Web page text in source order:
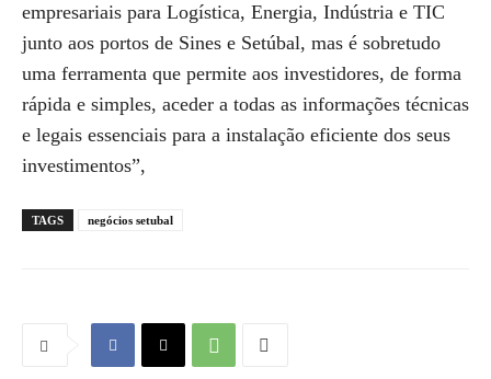
empresariais para Logística, Energia, Indústria e TIC
junto aos portos de Sines e Setúbal, mas é sobretudo
uma ferramenta que permite aos investidores, de forma
rápida e simples, aceder a todas as informações técnicas
e legais essenciais para a instalação eficiente dos seus
investimentos”,
TAGS negócios setubal